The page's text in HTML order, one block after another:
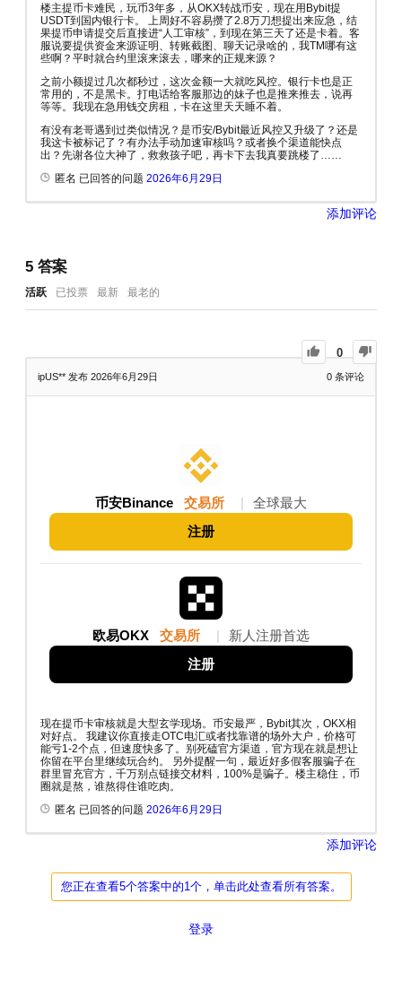
楼主提币卡难民，玩币3年多，从OKX转战币安，现在用Bybit提
USDT到国内银行卡。 上周好不容易攒了2.8万刀想提出来应急，结
果提币申请提交后直接进“人工审核”，到现在第三天了还是卡着。客
服说要提供资金来源证明、转账截图、聊天记录啥的，我TM哪有这
些啊？平时就合约里滚来滚去，哪来的正规来源？
之前小额提过几次都秒过，这次金额一大就吃风控。银行卡也是正
常用的，不是黑卡。打电话给客服那边的妹子也是推来推去，说再
等等。我现在急用钱交房租，卡在这里天天睡不着。
有没有老哥遇到过类似情况？是币安/Bybit最近风控又升级了？还是
我这卡被标记了？有办法手动加速审核吗？或者换个渠道能快点
出？先谢各位大神了，救救孩子吧，再卡下去我真要跳楼了……
匿名 已回答的问题 2026年6月29日
添加评论
5答案
活跃 已投票 最新 最老的
0
ipUS** 发布 2026年6月29日 0 条评论
币安Binance 交易所 全球最大
注册
欧易OKX 交易所 新人注册首选
注册
现在提币卡审核就是大型玄学现场。币安最严，Bybit其次，OKX相
对好点。 我建议你直接走OTC电汇或者找靠谱的场外大户，价格可
能亏1-2个点，但速度快多了。别死磕官方渠道，官方现在就是想让
你留在平台里继续玩合约。 另外提醒一句，最近好多假客服骗子在
群里冒充官方，千万别点链接交材料，100%是骗子。楼主稳住，币
圈就是熬，谁熬得住谁吃肉。
匿名 已回答的问题 2026年6月29日
添加评论
您正在查看5个答案中的1个，单击此处查看所有答案。
登录